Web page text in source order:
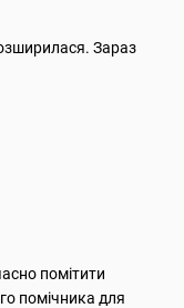
Зараз
помітити
помічника для